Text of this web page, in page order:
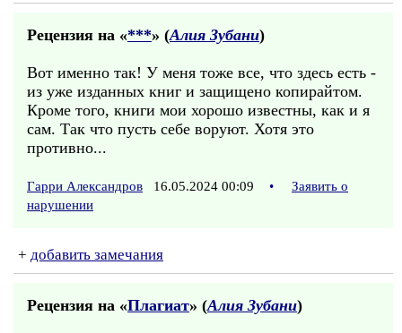
Рецензия на «***» (Алия Зубани)
Вот именно так! У меня тоже все, что здесь есть -
из уже изданных книг и защищено копирайтом.
Кроме того, книги мои хорошо известны, как и я
сам. Так что пусть себе воруют. Хотя это
противно...
Гарри Александров 16.05.2024 00:09 •
Заявить о
нарушении
+ добавить замечания
Рецензия на «Плагиат» (Алия Зубани)